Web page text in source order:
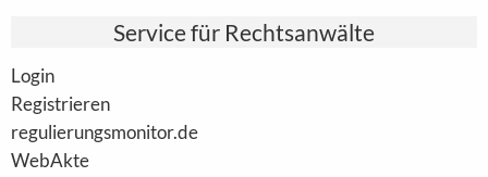
Service für Rechtsanwälte
Login
Registrieren
regulierungsmonitor.de
WebAkte